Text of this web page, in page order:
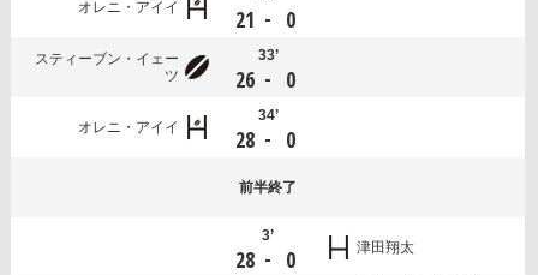
オレニ・アイイ 21 - 0
スティーブン・イェー
ツ
33’
26 - 0
オレニ・アイイ
34’
28 - 0
前半終了
3’
28 - 0 津田翔太